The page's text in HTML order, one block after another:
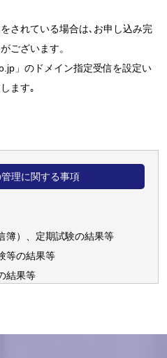
されている場合は､お申し込み完
ございます。
」のドメイン指定受信を設定い
ます｡
理に関する事項
簿）、定期試験の結果等
等の結果等
結果等
・電話番号・生徒の生年月